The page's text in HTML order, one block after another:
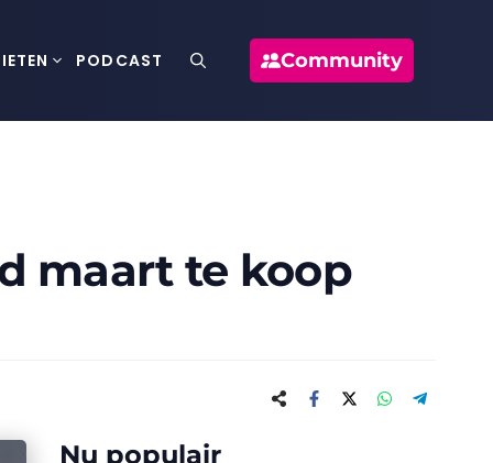
PODCAST Community
maart te koop
Nu populair